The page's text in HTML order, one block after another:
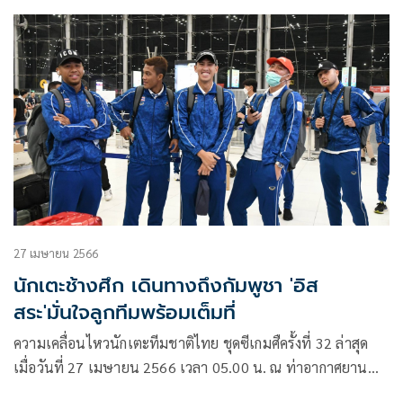
กลางจังหวัดกาญจนบุรี (กลีบบัว) โดยได้แวะสักการะศาลหลักเมือง
เพื่อความเป็นศิริมงคล
27 เมษายน 2566
นักเตะช้างศึก เดินทางถึงกัมพูชา 'อิส
สระ'มั่นใจลูกทีมพร้อมเต็มที่
ความเคลื่อนไหวนักเตะทีมชาติไทย ชุดซีเกมศืครั้งที่ 32 ล่าสุด
เมื่อวันที่ 27 เมษายน 2566 เวลา 05.00 น. ณ ท่าอากาศยาน